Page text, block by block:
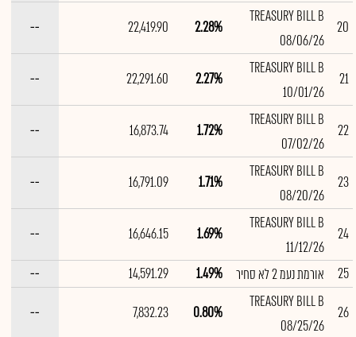
20
TREASURY BILL B
08/06/26
2.28%
22,419.90
--
21
TREASURY BILL B
10/01/26
2.27%
22,291.60
--
22
TREASURY BILL B
07/02/26
1.72%
16,873.74
--
23
TREASURY BILL B
08/20/26
1.71%
16,791.09
--
24
TREASURY BILL B
11/12/26
1.69%
16,646.15
--
25
אורמת נעמ 2 לא סחיר 1.49%
14,591.29
--
26
TREASURY BILL B
08/25/26
0.80%
7,832.23
--